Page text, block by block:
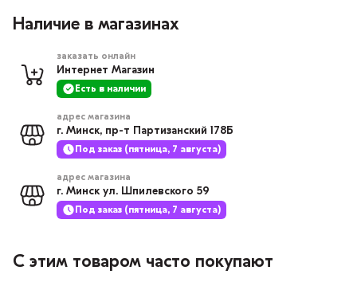
Наличие в магазинах
заказать онлайн
Интернет Магазин
Есть в наличии
адрес магазина
г. Минск, пр-т Партизанский 178Б
Под заказ (пятница, 7 августа)
адрес магазина
г. Минск ул. Шпилевского 59
Под заказ (пятница, 7 августа)
С этим товаром часто покупают